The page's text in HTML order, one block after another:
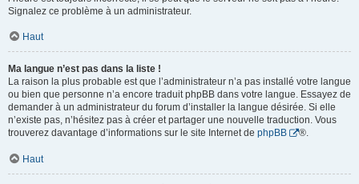
Signalez ce problème à un administrateur.
Haut
Ma langue n’est pas dans la liste !
La raison la plus probable est que l’administrateur n’a pas installé votre langue
ou bien que personne n’a encore traduit phpBB dans votre langue. Essayez de
demander à un administrateur du forum d’installer la langue désirée. Si elle
n’existe pas, n’hésitez pas à créer et partager une nouvelle traduction. Vous
trouverez davantage d’informations sur le site Internet de phpBB ®.
Haut